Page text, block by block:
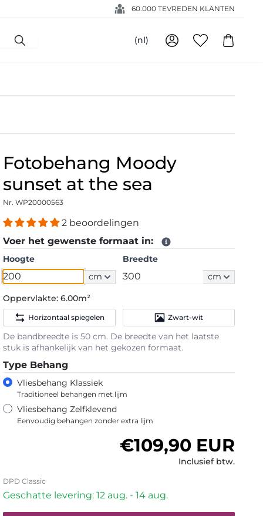
60.000 TEVREDEN KLANTEN
(nl)
Fotobehang Moody
sunset at the sea
Nr. WP20000563
2 beoordelingen
Voer het gewenste formaat in:
Hoogte
cm
Breedte
cm
Oppervlakte:6.00m²
Horizontaal spiegelen Zwart-wit
De bandbreedte is 50 cm. De breedte van het laatste
stuk is afhankelijk van het gekozen formaat.
Type Behang
Vliesbehang Klassiek
Traditioneel behangen met lijm
Vliesbehang Zelfklevend
Eenvoudig behangen zonder extra lijm
Normale prijs
€109,90 EUR
Inclusief btw.
DPD Classic
Geschatte levering: 12 aug. - 14 aug.